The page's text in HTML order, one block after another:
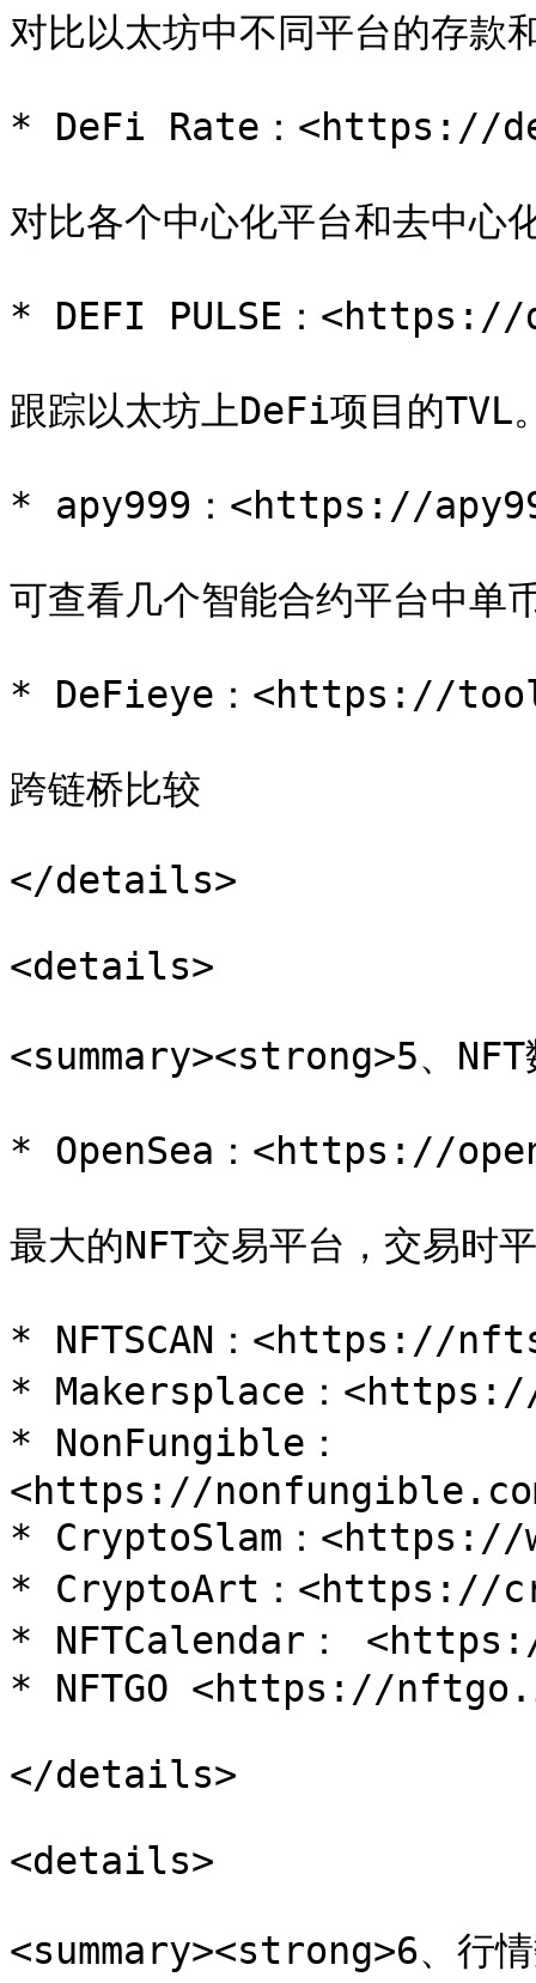
对比以太坊中不同平台的存款
* DeFi Rate：<https://
对比各个中心化平台和去中心
* DEFI PULSE：
跟踪以太坊上DeFi项目的TVL
* apy999：<https://
可查看几个智能合约平台中单
* DeFieye：<https://
跨链桥比较
</details>
<details>
<summary><strong>5、
* OpenSea：<https://
最大的NFT交易平台，交易时
* NFTSCAN：<https://
* Makersplace：
* NonFungible：
<https://
* CryptoSlam：<https://
* CryptoArt：
* NFTCalendar：
* NFTGO <https://
</details>
<details>
<summary><strong>6、行